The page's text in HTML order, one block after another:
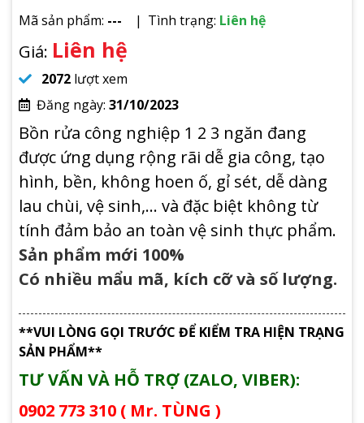
Mã sản phẩm: --- Tình trạng: Liên hệ
Giá: Liên hệ
2072 lượt xem
Đăng ngày: 31/10/2023
Bồn rửa công nghiệp 1 2 3 ngăn đang
được ứng dụng rộng rãi dễ gia công, tạo
hình, bền, không hoen ố, gỉ sét, dễ dàng
lau chùi, vệ sinh,… và đặc biệt không từ
tính đảm bảo an toàn vệ sinh thực phẩm.
Sản phẩm mới 100%
Có nhiều mẩu mã, kích cỡ và số lượng.
**VUI LÒNG GỌI TRƯỚC ĐỂ KIỂM TRA HIỆN TRẠNG
SẢN PHẨM**
TƯ VẤN VÀ HỖ TRỢ (ZALO, VIBER):
0902 773 310 ( Mr. TÙNG )